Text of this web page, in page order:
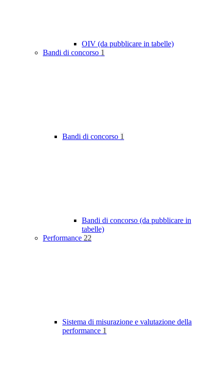
OIV (da pubblicare in tabelle)
Bandi di concorso 1
Bandi di concorso 1
Bandi di concorso (da pubblicare in
tabelle)
Performance 22
Sistema di misurazione e valutazione della
performance 1